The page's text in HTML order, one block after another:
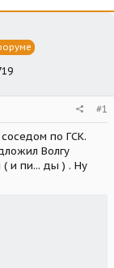
#1
по ГСК.
Волгу
( и пи... ды ) . Ну